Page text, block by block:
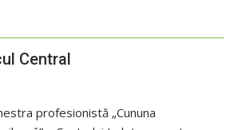
Central
profesionistă „Cununa